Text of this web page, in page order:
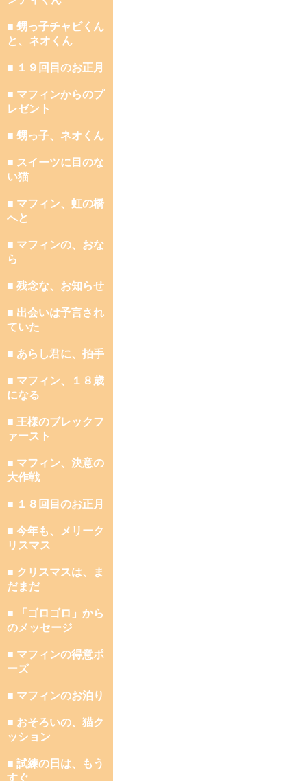
■ 甥っ子チャビくん
と、ネオくん
■ １９回目のお正月
■ マフィンからのプ
レゼント
■ 甥っ子、ネオくん
■ スイーツに目のな
い猫
■ マフィン、虹の橋
へと
■ マフィンの、おな
ら
■ 残念な、お知らせ
■ 出会いは予言され
ていた
■ あらし君に、拍手
■ マフィン、１８歳
になる
■ 王様のブレックフ
ァースト
■ マフィン、決意の
大作戦
■ １８回目のお正月
■ 今年も、メリーク
リスマス
■ クリスマスは、ま
だまだ
■ 「ゴロゴロ」から
のメッセージ
■ マフィンの得意ポ
ーズ
■ マフィンのお泊り
■ おそろいの、猫ク
ッション
■ 試練の日は、もう
すぐ